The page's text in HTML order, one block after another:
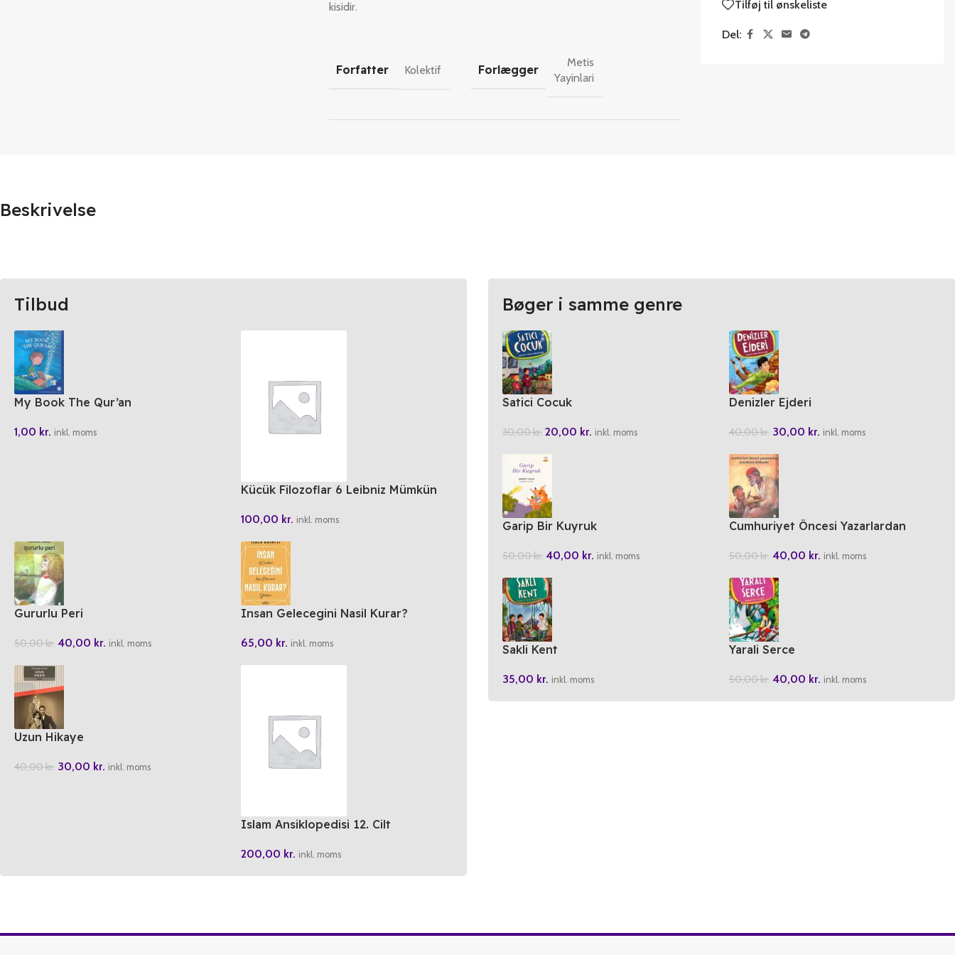
kisidir.
Forfatter Kolektif Forlægger
Metis
Yayinlari
Tilføj til ønskeliste
Del:
Beskrivelse
Tilbud
My Book The Qur’an
1,00 kr. inkl. moms
Kücük Filozoflar 6 Leibniz Mümkün
100,00 kr. inkl. moms
Gururlu Peri
50,00kr. 40,00 kr. inkl. moms
Insan Gelecegini Nasil Kurar?
65,00 kr. inkl. moms
Uzun Hikaye
40,00kr. 30,00 kr. inkl. moms
Islam Ansiklopedisi 12. Cilt
200,00 kr. inkl. moms
Bøger i samme genre
Satici Cocuk
30,00kr. 20,00 kr. inkl. moms
Denizler Ejderi
40,00kr. 30,00 kr. inkl. moms
Garip Bir Kuyruk
50,00kr. 40,00 kr. inkl. moms
Cumhuriyet Öncesi Yazarlardan
50,00kr. 40,00 kr. inkl. moms
Sakli Kent
35,00 kr. inkl. moms
Yarali Serce
50,00kr. 40,00 kr. inkl. moms